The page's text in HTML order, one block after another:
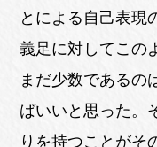
とによる自己表現
義足に対してこの
まだ少数であるの
ばいいと思った。
りを持つことがそ